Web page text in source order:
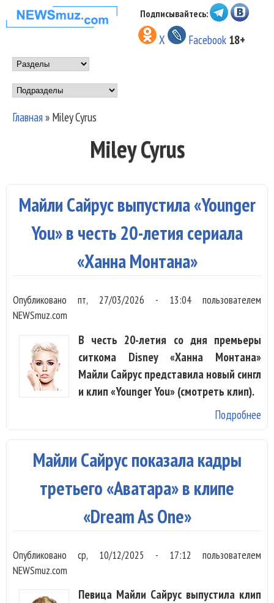
Перейти к основному
содержанию
НОВОСТИ
МУЗЫКИ И
ШОУ БИЗНЕСА
NEWSMUZ.COM
Подписывайтесь:
X Facebook 18+
Main menu
Подразделы
Вы здесь
Главная» Miley Cyrus
Miley Cyrus
Майли Сайрус выпустила «Younger
You» в честь 20-летия сериала
«Ханна Монтана»
Опубликованопт, 27/03/2026 - 13:04пользователем
NEWSmuz.com
В честь 20-летия со дня премьеры
ситкома Disney «Ханна Монтана»
Майли Сайрус представила новый сингл
и клип «Younger You» (смотреть клип).
Подробнее
Майли Сайрус показала кадры
третьего «Аватара» в клипе
«Dream As One»
Опубликованоср, 10/12/2025 - 17:12 пользователем
NEWSmuz.com
Певица Майли Сайрус выпустила клип